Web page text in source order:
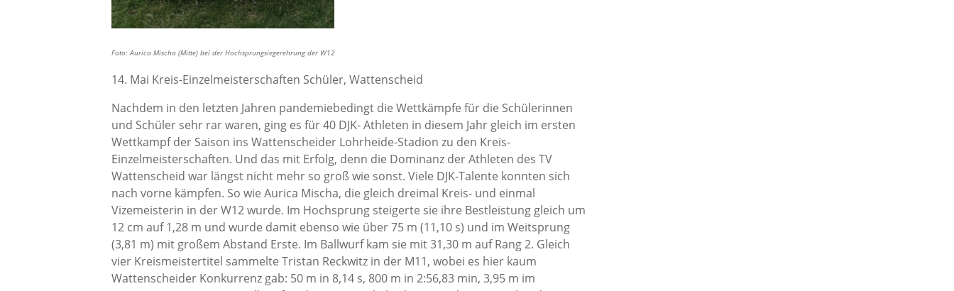
Foto: Aurica Mischa (Mitte) bei der Hochsprungsiegerehrung der W12
14. Mai Kreis-Einzelmeisterschaften Schüler, Wattenscheid
Nachdem in den letzten Jahren pandemiebedingt die Wettkämpfe für die Schülerinnen
und Schüler sehr rar waren, ging es für 40 DJK- Athleten in diesem Jahr gleich im ersten
Wettkampf der Saison ins Wattenscheider Lohrheide-Stadion zu den Kreis-
Einzelmeisterschaften. Und das mit Erfolg, denn die Dominanz der Athleten des TV
Wattenscheid war längst nicht mehr so groß wie sonst. Viele DJK-Talente konnten sich
nach vorne kämpfen. So wie Aurica Mischa, die gleich dreimal Kreis- und einmal
Vizemeisterin in der W12 wurde. Im Hochsprung steigerte sie ihre Bestleistung gleich um
12 cm auf 1,28 m und wurde damit ebenso wie über 75 m (11,10 s) und im Weitsprung
(3,81 m) mit großem Abstand Erste. Im Ballwurf kam sie mit 31,30 m auf Rang 2. Gleich
vier Kreismeistertitel sammelte Tristan Reckwitz in der M11, wobei es hier kaum
Wattenscheider Konkurrenz gab: 50 m in 8,14 s, 800 m in 2:56,83 min, 3,95 m im